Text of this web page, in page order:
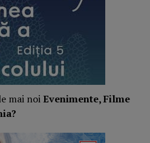
mai noiEvenimente, Filme